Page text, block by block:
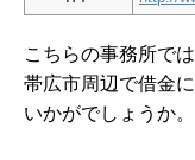
こちらの事務所で
帯広市周辺で借金
いかがでしょうか。